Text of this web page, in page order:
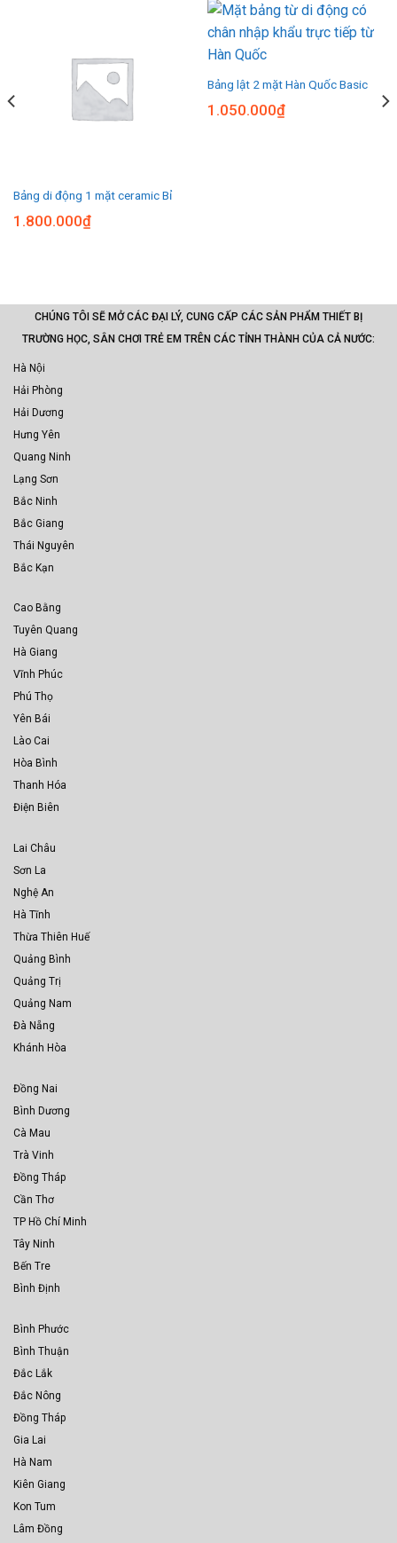
Bảng di động 1 mặt ceramic Bỉ
1.800.000₫
Bảng lật 2 mặt Hàn Quốc Basic
1.050.000₫
CHÚNG TÔI SẼ MỞ CÁC ĐẠI LÝ, CUNG CẤP CÁC SẢN PHẨM THIẾT BỊ
TRƯỜNG HỌC, SÂN CHƠI TRẺ EM TRÊN CÁC TỈNH THÀNH CỦA CẢ NƯỚC:
Hà Nội
Hải Phòng
Hải Dương
Hưng Yên
Quang Ninh
Lạng Sơn
Bắc Ninh
Bắc Giang
Thái Nguyên
Bắc Kạn
Cao Bằng
Tuyên Quang
Hà Giang
Vĩnh Phúc
Phú Thọ
Yên Bái
Lào Cai
Hòa Bình
Thanh Hóa
Điện Biên
Lai Châu
Sơn La
Nghệ An
Hà Tĩnh
Thừa Thiên Huế
Quảng Bình
Quảng Trị
Quảng Nam
Đà Nẵng
Khánh Hòa
Đồng Nai
Bình Dương
Cà Mau
Trà Vinh
Đồng Tháp
Cần Thơ
TP Hồ Chí Minh
Tây Ninh
Bến Tre
Bình Định
Bình Phước
Bình Thuận
Đắc Lắk
Đắc Nông
Đồng Tháp
Gia Lai
Hà Nam
Kiên Giang
Kon Tum
Lâm Đồng